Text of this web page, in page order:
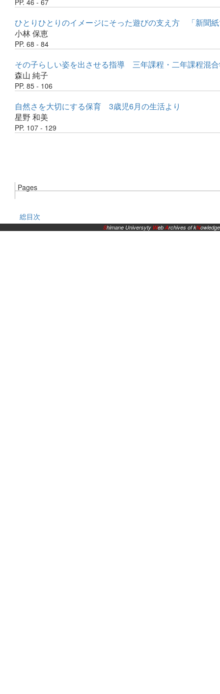
PP. 46 - 67
ひとりひとりのイメージにそった遊びの支え方 「新聞
小林 保恵
PP. 68 - 84
その子らしい姿を出させる指導 三年課程・二年課程混
森山 純子
PP. 85 - 106
自然さを大切にする保育 3歳児6月の生活より
星野 和美
PP. 107 - 129
Pages
総目次
Shimane Universyty WebArchives of kNowledge